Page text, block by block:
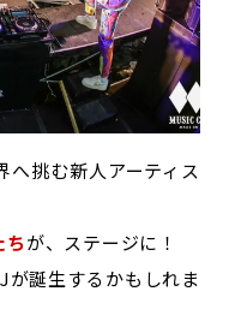
へ挑む新人アーティス
ちが、ステージに！
誕生するかもしれま